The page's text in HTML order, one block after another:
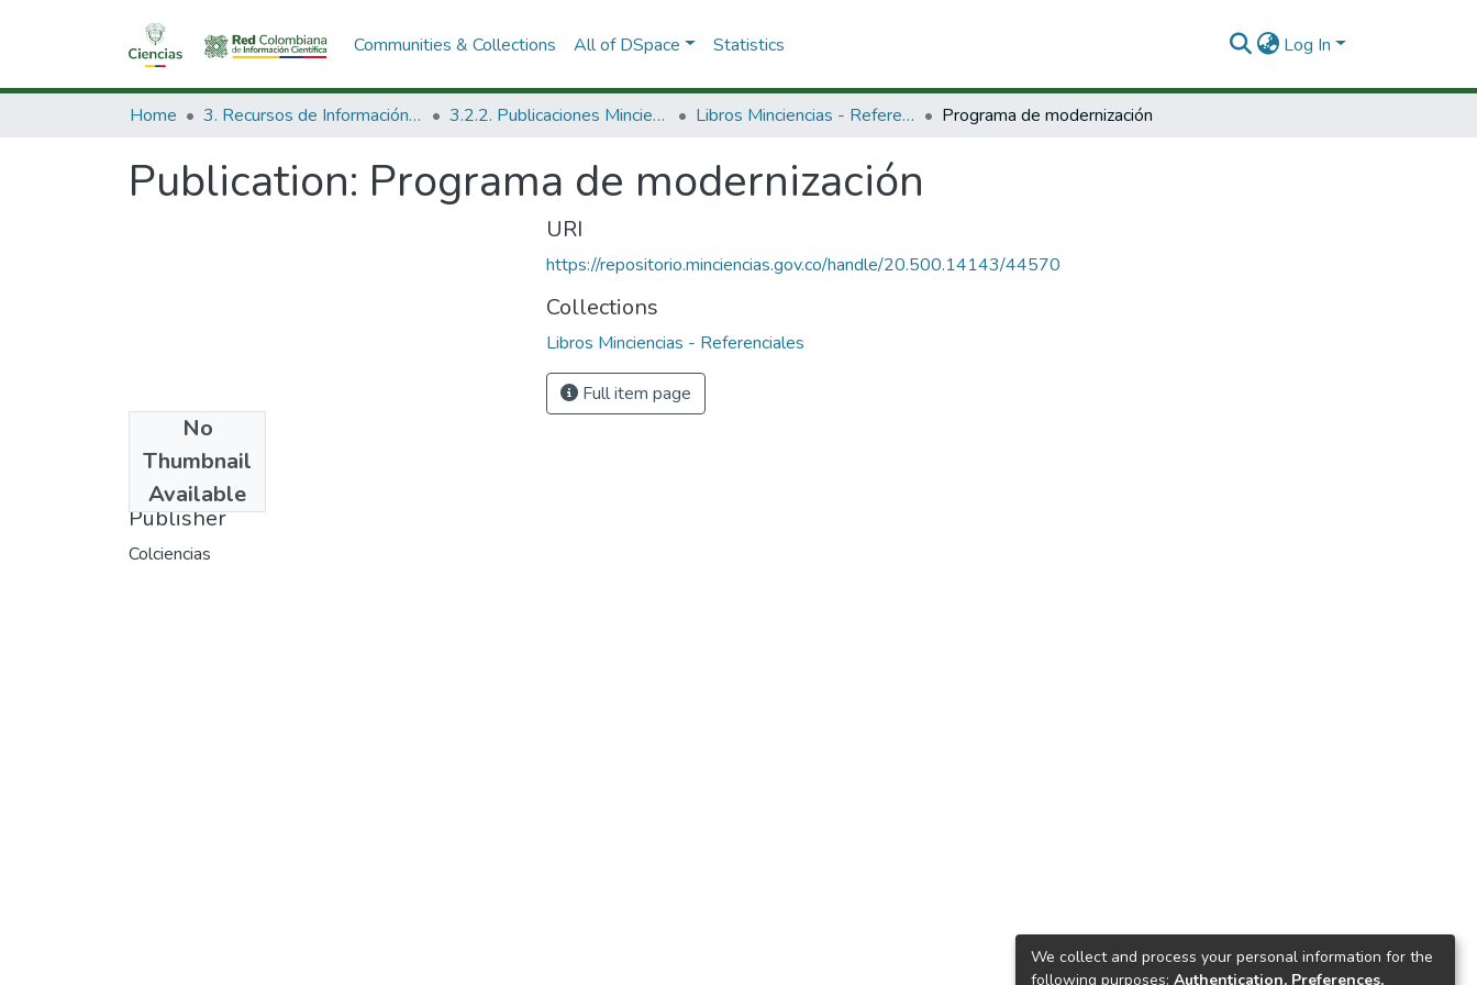
Communities & Collections All of DSpace Statistics Log In
Home 3. Recursos de Información Científica y Tecnológica 3.2.2. Publicaciones Minciencias Libros Minciencias - Referenciales Programa de modernización
Publication: Programa de modernización
No
Thumbnail
Available
1992
Publisher
Colciencias
URI
https://repositorio.minciencias.gov.co/handle/20.500.14143/44570
Collections
Libros Minciencias - Referenciales
Full item page
We collect and process your personal information for the
following purposes: Authentication, Preferences,